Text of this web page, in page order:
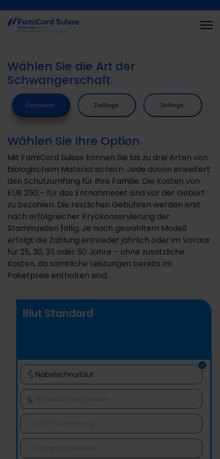
Wählen Sie die Art der
Schwangerschaft
Einzelkind Zwillinge Drillinge
Wählen Sie Ihre Option
Mit FamiCord Suisse können Sie bis zu drei Arten von
biologischem Material sichern. Jede davon erweitert
den Schutzumfang für Ihre Familie. Die Kosten von
EUR 250.– für das Entnahmeset sind vor der Geburt
zu bezahlen. Die restlichen Gebühren werden erst
nach erfolgreicher Kryokonservierung der
Stammzellen fällig. Je nach gewähltem Modell
erfolgt die Zahlung entweder jährlich oder im Voraus
für 25, 30, 35 oder 50 Jahre – ohne zusätzliche
Kosten, da sämtliche Leistungen bereits im
Paketpreis enthalten sind.
Blut Standard
Nabelschnurblut